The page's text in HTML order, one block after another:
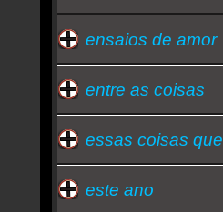
ensaios de amor
entre as coisas
essas coisas
este ano